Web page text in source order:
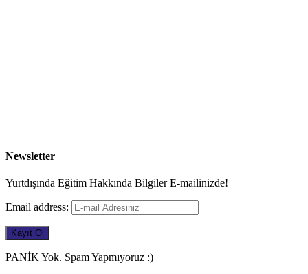
Newsletter
Yurtdışında Eğitim Hakkında Bilgiler E-mailinizde!
Email address:
PANİK Yok. Spam Yapmıyoruz :)